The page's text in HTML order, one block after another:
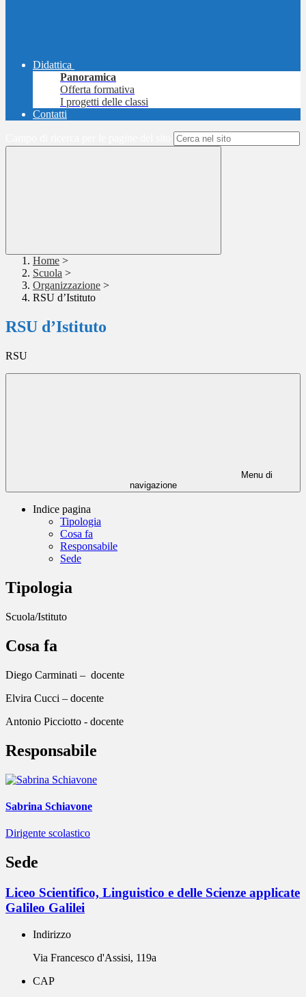
Didattica
Panoramica
Offerta formativa
I progetti delle classi
Contatti
Home >
Scuola >
Organizzazione >
RSU d’Istituto
RSU d’Istituto
RSU
Menu di
navigazione
Indice pagina
Tipologia
Cosa fa
Responsabile
Sede
Tipologia
Scuola/Istituto
Cosa fa
Diego Carminati – docente
Elvira Cucci – docente
Antonio Picciotto - docente
Responsabile
Sabrina Schiavone
Dirigente scolastico
Sede
Liceo Scientifico, Linguistico e delle Scienze applicate
Galileo Galilei
Indirizzo
Via Francesco d'Assisi, 119a
CAP